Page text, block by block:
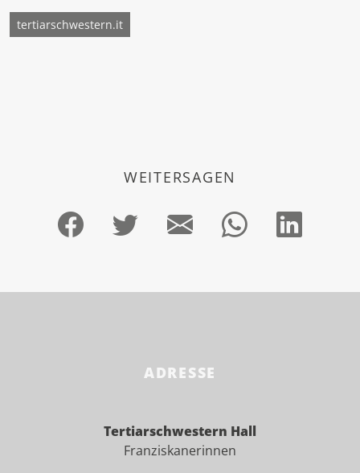
tertiarschwestern.it
WEITERSAGEN
ADRESSE
Tertiarschwestern Hall
Franziskanerinnen